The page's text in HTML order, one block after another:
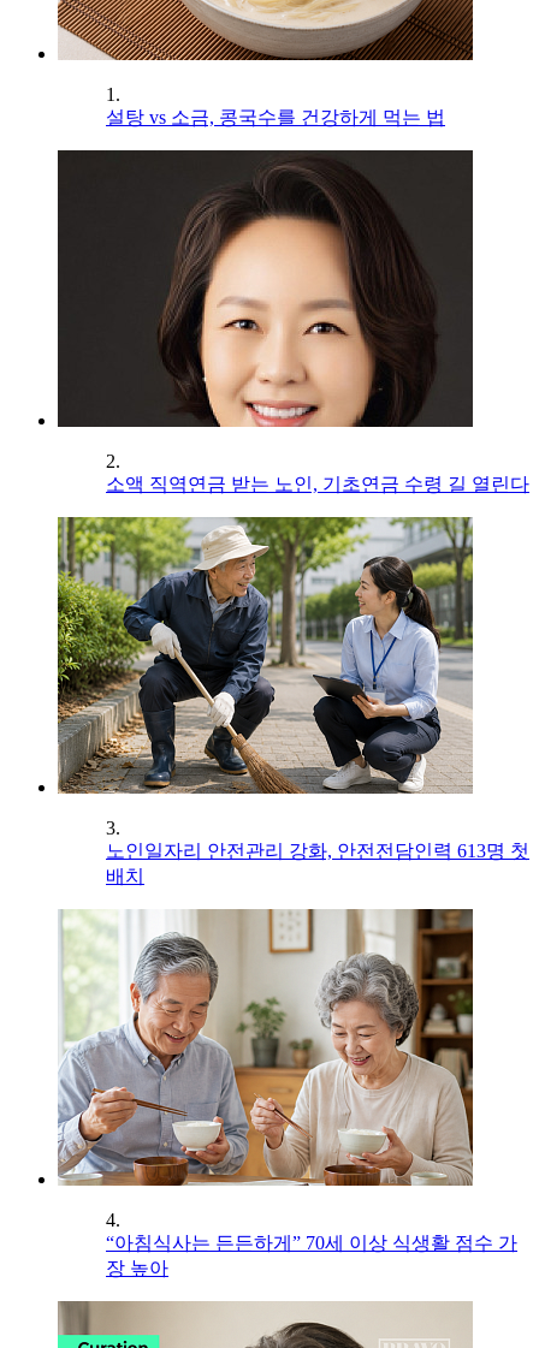
1.
설탕 vs 소금, 콩국수를 건강하게 먹는 법
2.
소액 직역연금 받는 노인, 기초연금 수령 길 열린다
3.
노인일자리 안전관리 강화, 안전전담인력 613명 첫
배치
4.
“아침식사는 든든하게” 70세 이상 식생활 점수 가
장 높아